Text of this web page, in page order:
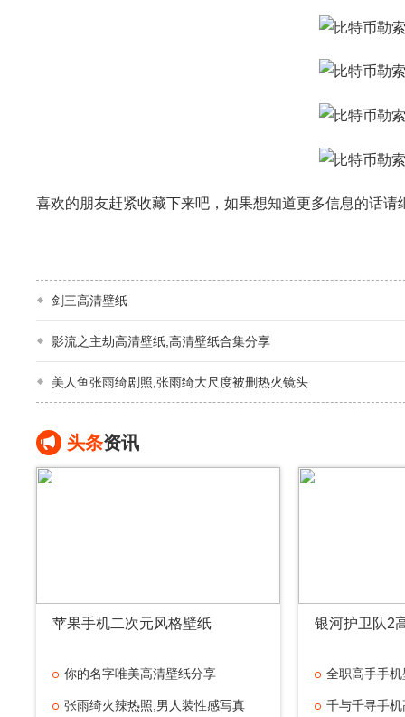
喜欢的朋友赶紧收藏下来吧，如果想知道更多信息的话
剑三高清壁纸
影流之主劫高清壁纸,高清壁纸合集分享
美人鱼张雨绮剧照,张雨绮大尺度被删热火镜头
头条资讯
苹果手机二次元风格壁纸
你的名字唯美高清壁纸分享
张雨绮火辣热照,男人装性感写真
银河护卫队2
全职高手手机
千与千寻手